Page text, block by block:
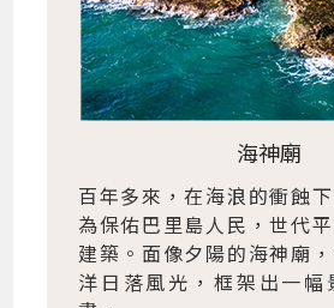
海神廟
百年多來，在海浪的衝蝕
為保佑巴里島人民，世代
建築。面像夕陽的海神廟
洋日落風光，框架出一幅